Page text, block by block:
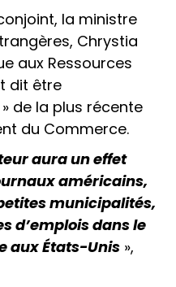
la ministre
Chrystia
aux Ressources
dit être
de la plus récente
du Commerce.
aura un effet
américains,
municipalités,
d’emplois dans le
aux États-Unis »,